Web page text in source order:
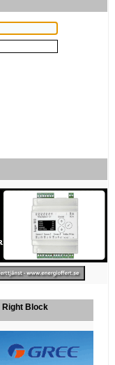
Right Block